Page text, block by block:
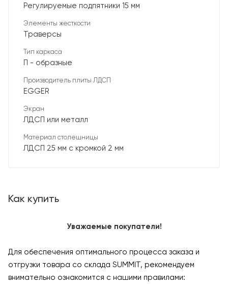
Регулируемые подпятники 15 мм
Элементы жесткости
Траверсы
Тип каркаса
П - образные
Производитель плиты ЛДСП
EGGER
Экран
ЛДСП или металл
Материал столешницы
ЛДСП 25 мм с кромкой 2 мм
Как купить
Уважаемые покупатели!
Для обеспечения оптимального процесса заказа и
отгрузки товара со склада SUMMIT, рекомендуем
внимательно ознакомится с нашими правилами: